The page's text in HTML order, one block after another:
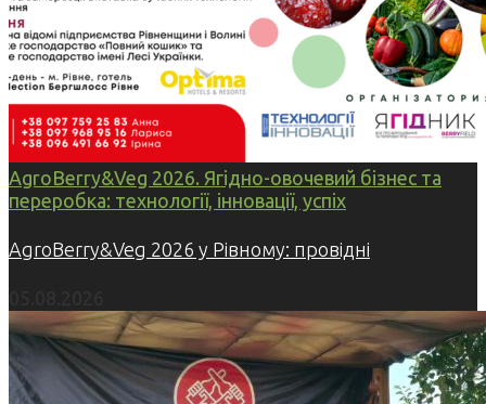
AgroBerry&Veg 2026. Ягідно-овочевий бізнес та
переробка: технології, інновації, успіх
AgroBerry&Veg 2026 у Рівному: провідні